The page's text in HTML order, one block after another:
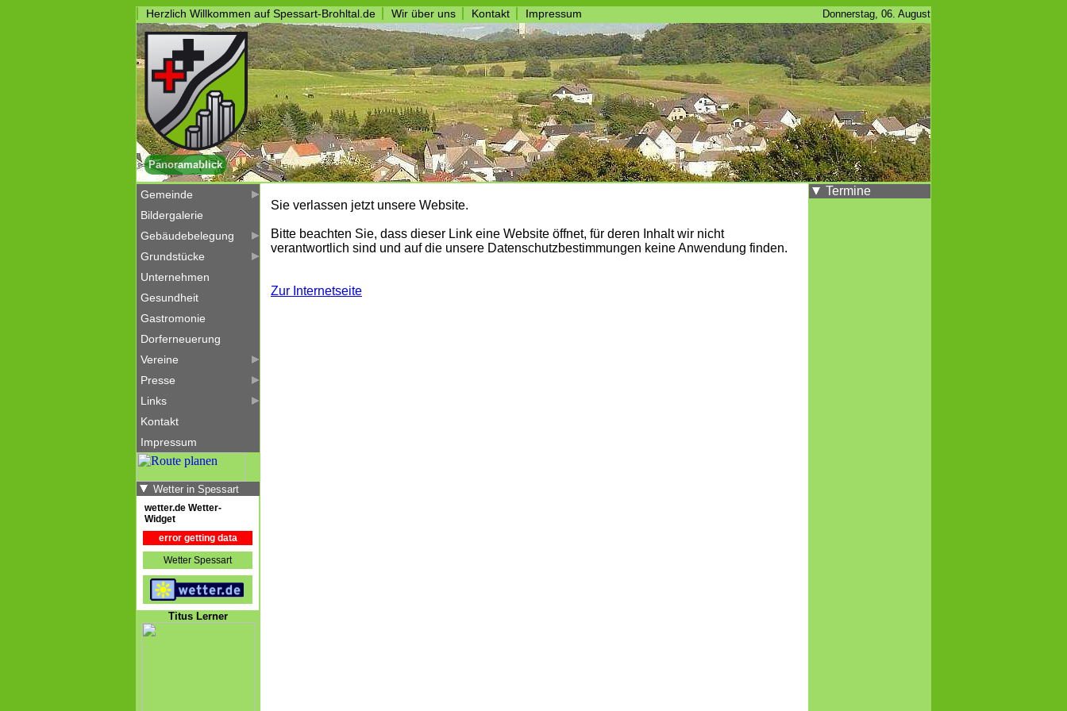
Herzlich Willkommen auf Spessart-Brohltal.de Wir über uns Kontakt Impressum Donnerstag, 06. August
Panoramablick
Gemeinde
Bildergalerie
Gebäudebelegung
Grundstücke
Unternehmen
Gesundheit
Gastromonie
Dorferneuerung
Vereine
Presse
Links
Kontakt
Impressum
Wetter in Spessart
wetter.de Wetter-
Widget
error getting data
Wetter Spessart
Titus Lerner
Sie verlassen jetzt unsere Website.
Bitte beachten Sie, dass dieser Link eine Website öffnet, für deren Inhalt wir nicht
verantwortlich sind und auf die unsere Datenschutzbestimmungen keine Anwendung finden.
Zur Internetseite
Termine